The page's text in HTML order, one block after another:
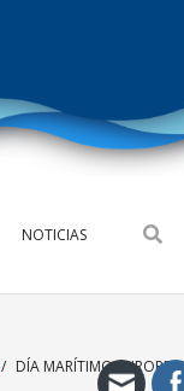
NOTICIAS
/ DÍA MARÍTIMO EUROPEO